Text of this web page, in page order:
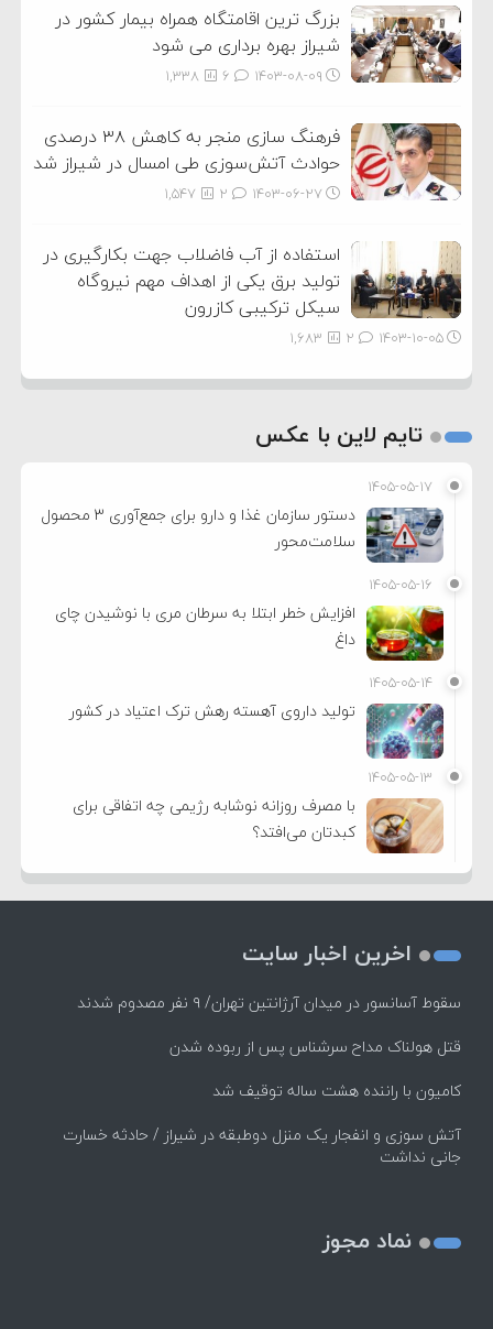
بزرگ ترین اقامتگاه همراه بیمار کشور در
شیراز بهره برداری می شود
۱۴۰۳-۰۸-۰۹ 1,338
فرهنگ سازی منجر به کاهش ۳۸ درصدی
حوادث آتش‌سوزی طی امسال در شیراز شد
۱۴۰۳-۰۶-۲۷ 1,547
استفاده از آب فاضلاب جهت بکارگیری در
تولید برق یکی از اهداف مهم نیروگاه
سیکل ترکیبی کازرون
۱۴۰۳-۱۰-۰۵ 1,683
تایم لاین با عکس
۱۴۰۵-۰۵-۱۷
دستور سازمان غذا و دارو برای جمع‌آوری ۳ محصول
سلامت‌محور
۱۴۰۵-۰۵-۱۶
افزایش خطر ابتلا به سرطان مری با نوشیدن چای
داغ
۱۴۰۵-۰۵-۱۴
تولید داروی آهسته رهش ترک اعتیاد در کشور
۱۴۰۵-۰۵-۱۳
با مصرف روزانه نوشابه رژیمی چه اتفاقی برای
کبدتان می‌افتد؟
اخرین اخبار سایت
سقوط آسانسور در میدان آرژانتین تهران/ ۹ نفر مصدوم شدند
قتل هولناک مداح سرشناس پس از ربوده شدن
کامیون با راننده هشت ساله توقیف شد
آتش سوزی و انفجار یک منزل دوطبقه در شیراز / حادثه خسارت
جانی نداشت
نماد مجوز